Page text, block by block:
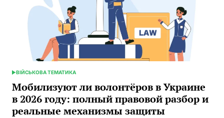
ОПУБЛИКОВАНО
В
ВІЙСЬКОВА ТЕМАТИКА
Мобилизуют ли волонтёров в Украине
в 2026 году: полный правовой разбор и
реальные механизмы защиты